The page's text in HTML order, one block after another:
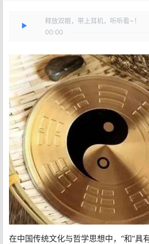
释放双眼，带上耳机，听听看~！
00:00
在中国传统文化与哲学思想中，“和”具